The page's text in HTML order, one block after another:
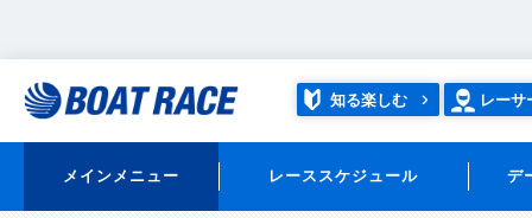
知る楽しむ レーサ
メインメニュー レーススケジュール デ